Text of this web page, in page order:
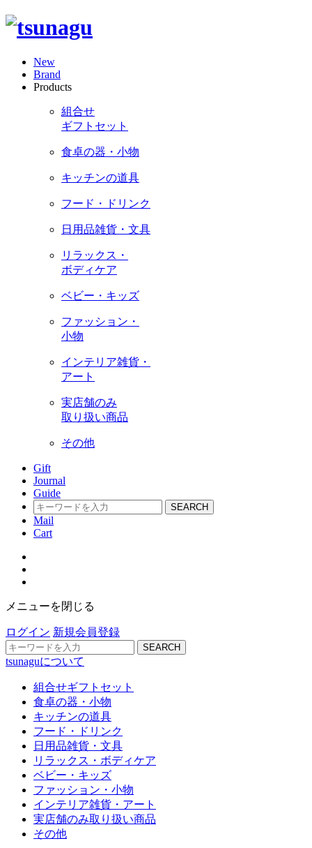
New
Brand
Products
組合せ
ギフトセット
食卓の器・小物
キッチンの道具
フード・ドリンク
日用品雑貨・文具
リラックス・
ボディケア
ベビー・キッズ
ファッション・
小物
インテリア雑貨・
アート
実店舗のみ
取り扱い商品
その他
Gift
Journal
Guide
SEARCH
Mail
Cart
メニューを閉じる
ログイン 新規会員登録
SEARCH
tsunaguについて
組合せギフトセット
食卓の器・小物
キッチンの道具
フード・ドリンク
日用品雑貨・文具
リラックス・ボディケア
ベビー・キッズ
ファッション・小物
インテリア雑貨・アート
実店舗のみ取り扱い商品
その他